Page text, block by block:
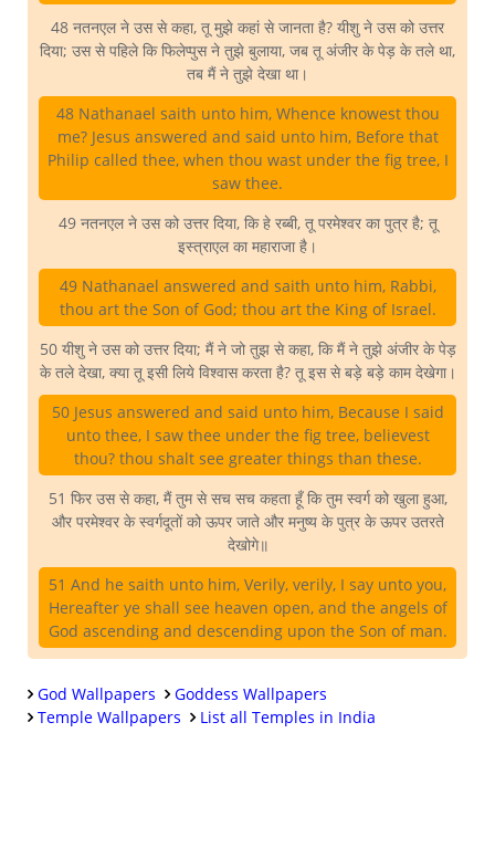
48 नतनएल ने उस से कहा, तू मुझे कहां से जानता है? यीशु ने उस को उत्तर
दिया; उस से पहिले कि फिलेप्पुस ने तुझे बुलाया, जब तू अंजीर के पेड़ के तले था,
तब मैं ने तुझे देखा था।
48 Nathanael saith unto him, Whence knowest thou
me? Jesus answered and said unto him, Before that
Philip called thee, when thou wast under the fig tree, I
saw thee.
49 नतनएल ने उस को उत्तर दिया, कि हे रब्बी, तू परमेश्वर का पुत्र है; तू
इस्त्राएल का महाराजा है।
49 Nathanael answered and saith unto him, Rabbi,
thou art the Son of God; thou art the King of Israel.
50 यीशु ने उस को उत्तर दिया; मैं ने जो तुझ से कहा, कि मैं ने तुझे अंजीर के पेड़
के तले देखा, क्या तू इसी लिये विश्वास करता है? तू इस से बड़े बड़े काम देखेगा।
50 Jesus answered and said unto him, Because I said
unto thee, I saw thee under the fig tree, believest
thou? thou shalt see greater things than these.
51 फिर उस से कहा, मैं तुम से सच सच कहता हूँ कि तुम स्वर्ग को खुला हुआ,
और परमेश्वर के स्वर्गदूतों को ऊपर जाते और मनुष्य के पुत्र के ऊपर उतरते
देखोगे॥
51 And he saith unto him, Verily, verily, I say unto you,
Hereafter ye shall see heaven open, and the angels of
God ascending and descending upon the Son of man.
God Wallpapers
Goddess Wallpapers
Temple Wallpapers
List all Temples in India